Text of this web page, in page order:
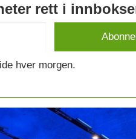
rett i
hver morgen.